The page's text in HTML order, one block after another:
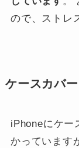
ので、ストレ
ケースカバ
iPhoneにケー
かっています